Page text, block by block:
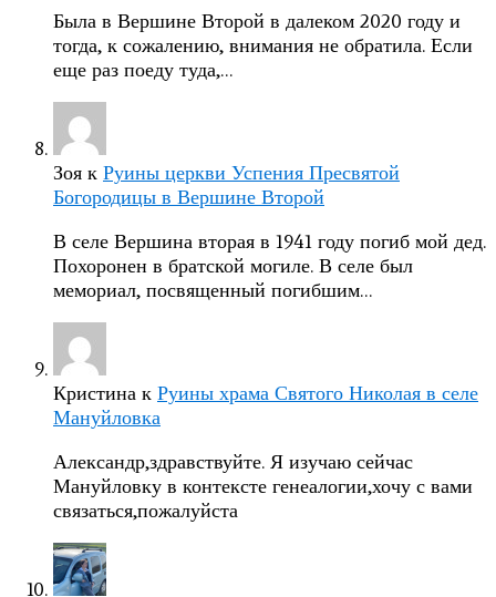
Была в Вершине Второй в далеком 2020 году и
тогда, к сожалению, внимания не обратила. Если
еще раз поеду туда,…
Зоя к Руины церкви Успения Пресвятой
Богородицы в Вершине Второй
В селе Вершина вторая в 1941 году погиб мой дед.
Похоронен в братской могиле. В селе был
мемориал, посвященный погибшим…
Кристина к Руины храма Святого Николая в селе
Мануйловка
Александр,здравствуйте. Я изучаю сейчас
Мануйловку в контексте генеалогии,хочу с вами
связаться,пожалуйста